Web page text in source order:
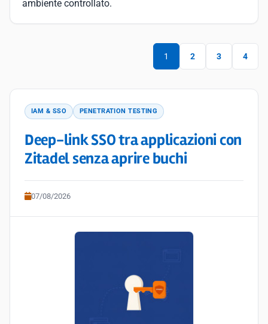
ambiente controllato.
1 2 3 4
IAM & SSO PENETRATION TESTING
Deep-link SSO tra applicazioni con
Zitadel senza aprire buchi
07/08/2026